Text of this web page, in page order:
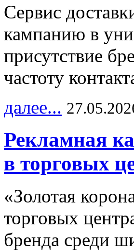
Сервис
кампанию в
присутствие
частоту
далее...
Рекламная
в торговых
«Золотая
торговых
бренда среди